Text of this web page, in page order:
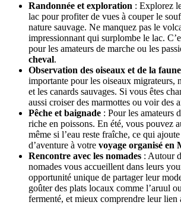
Randonnée et exploration : Explorez
lac pour profiter de vues à couper le
nature sauvage. Ne manquez pas le
impressionnant qui surplombe le lac.
pour les amateurs de marche ou les
cheval.
Observation des oiseaux et de la faune
importante pour les oiseaux migrateurs,
et les canards sauvages. Si vous êtes
aussi croiser des marmottes ou voir des
Pêche et baignade : Pour les amateurs
riche en poissons. En été, vous pouvez
même si l’eau reste fraîche, ce qui
d’aventure à votre voyage organisé en
Rencontre avec les nomades : Autour
nomades vous accueillent dans leurs
opportunité unique de partager leur
goûter des plats locaux comme l’aruul
fermenté, et mieux comprendre leur lien